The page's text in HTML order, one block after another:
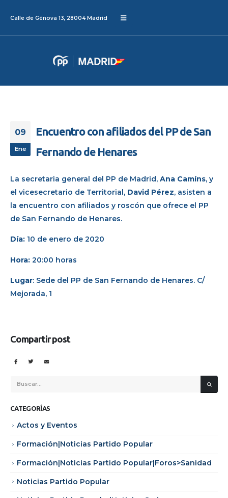
Calle de Génova 13, 28004 Madrid
09
Ene
Encuentro con afiliados del PP de San
Fernando de Henares
La secretaria general del PP de Madrid, Ana Camíns, y
el vicesecretario de Territorial, David Pérez, asisten a
la encuentro con afiliados y roscón que ofrece el PP
de San Fernando de Henares.
Día: 10 de enero de 2020
Hora: 20:00 horas
Lugar: Sede del PP de San Fernando de Henares. C/
Mejorada, 1
Compartir post
CATEGORÍAS
Actos y Eventos
Formación|Noticias Partido Popular
Formación|Noticias Partido Popular|Foros>Sanidad
Noticias Partido Popular